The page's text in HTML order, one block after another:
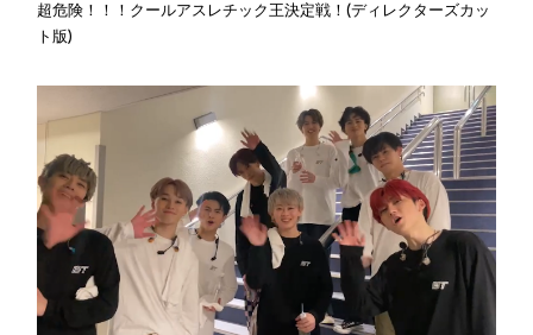
超危険！！！クールアスレチック王決定戦！(ディレクターズカッ
ト版)